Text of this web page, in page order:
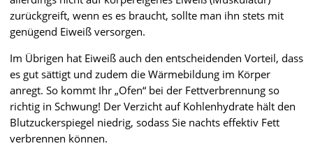
zurückgreift, wenn es es braucht, sollte man ihn stets mit
genügend Eiweiß versorgen.
Im Übrigen hat Eiweiß auch den entscheidenden Vorteil, dass
es gut sättigt und zudem die Wärmebildung im Körper
anregt. So kommt Ihr „Ofen“ bei der Fettverbrennung so
richtig in Schwung! Der Verzicht auf Kohlenhydrate hält den
Blutzuckerspiegel niedrig, sodass Sie nachts effektiv Fett
verbrennen können.